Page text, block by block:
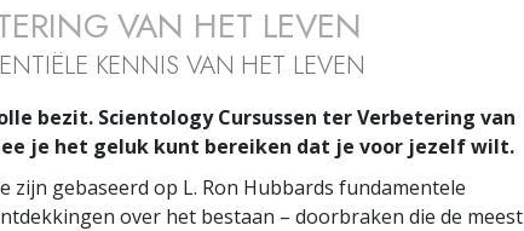
VAN HET LEVEN
KENNIS VAN HET LEVEN
bezit. Scientology Cursussen ter Verbetering van
je het geluk kunt bereiken dat je voor jezelf wilt.
zijn gebaseerd op L. Ron Hubbards fundamentele
over het bestaan – doorbraken die de meest